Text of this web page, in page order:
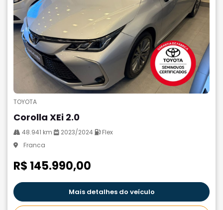
TOYOTA
Corolla XEi 2.0
48.941 km 2023/2024
Flex
Franca
R$ 145.990,00
Mais detalhes do veículo